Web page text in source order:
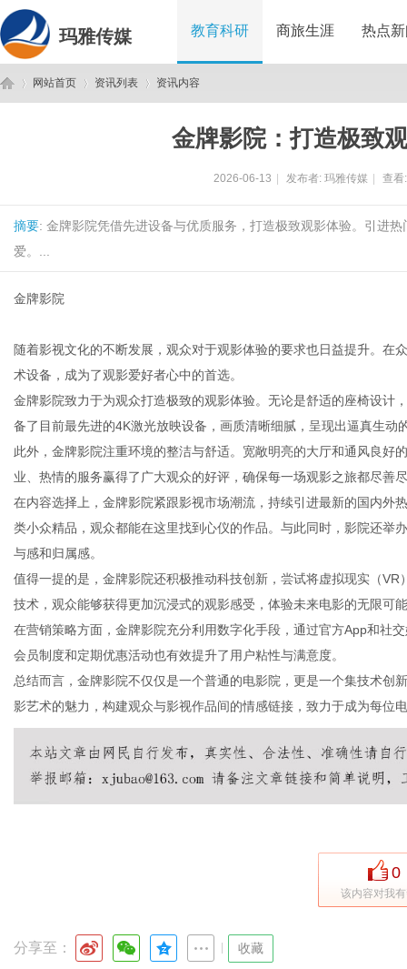
玛雅传媒 教育科研 商旅生涯 热点
网站首页 资讯列表 资讯内容
金牌影院：打造极致
2026-06-13 发布者: 玛雅传媒 查
摘要: 金牌影院凭借先进设备与优质服务，打造极致观影体验。引进
爱。...
金牌影院
随着影视文化的不断发展，观众对于观影体验的要求也日益提升。在
术设备，成为了观影爱好者心中的首选。
金牌影院致力于为观众打造极致的观影体验。无论是舒适的座椅设计
备了目前最先进的4K激光放映设备，画质清晰细腻，呈现出逼真生动
此外，金牌影院注重环境的整洁与舒适。宽敞明亮的大厅和通风良好
业、热情的服务赢得了广大观众的好评，确保每一场观影之旅都尽善
在内容选择上，金牌影院紧跟影视市场潮流，持续引进最新的国内外
类小众精品，观众都能在这里找到心仪的作品。与此同时，影院还举
与感和归属感。
值得一提的是，金牌影院还积极推动科技创新，尝试将虚拟现实（
技术，观众能够获得更加沉浸式的观影感受，体验未来电影的无限可
在营销策略方面，金牌影院充分利用数字化手段，通过官方App和社
会员制度和定期优惠活动也有效提升了用户粘性与满意度。
总结而言，金牌影院不仅仅是一个普通的电影院，更是一个集技术创
影艺术的魅力，构建观众与影视作品间的情感链接，致力于成为每位
0
该内容对我
分享至： 收藏